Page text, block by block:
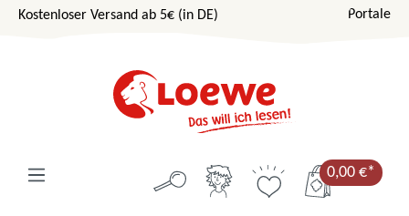
Zum Hauptinhalt springen
Kostenloser Versand ab 5€ (in DE) Portale
0,00 €*